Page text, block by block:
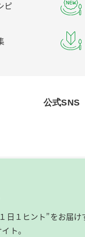
ピ
公式SNS
日１ヒント”をお届け
ト。